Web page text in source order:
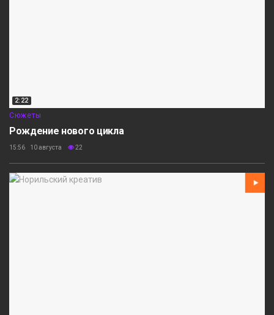
2:22
Сюжеты
Рождение нового цикла
15:56 10 августа 22